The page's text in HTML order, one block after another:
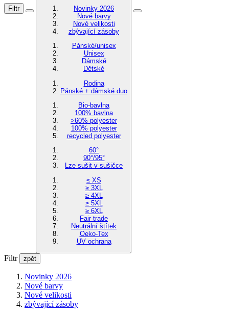
Filtr
Novinky 2026
Nové barvy
Nové velikosti
zbývající zásoby
Pánské/unisex
Unisex
Dámské
Dětské
Rodina
Pánské + dámské duo
Bio-bavlna
100% bavlna
>60% polyester
100% polyester
recycled polyester
60°
90°/95°
Lze sušit v sušičce
≤ XS
≥ 3XL
≥ 4XL
≥ 5XL
≥ 6XL
Fair trade
Neutrální štítek
Oeko-Tex
UV ochrana
Filtr zpět
Novinky 2026
Nové barvy
Nové velikosti
zbývající zásoby